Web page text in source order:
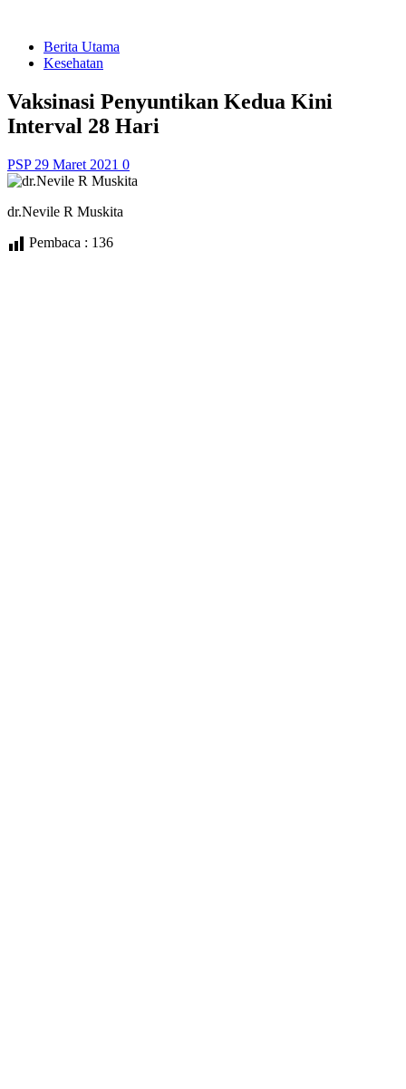
Berita Utama
Kesehatan
Vaksinasi Penyuntikan Kedua Kini
Interval 28 Hari
PSP 29 Maret 2021 0
dr.Nevile R Muskita
Pembaca : 136